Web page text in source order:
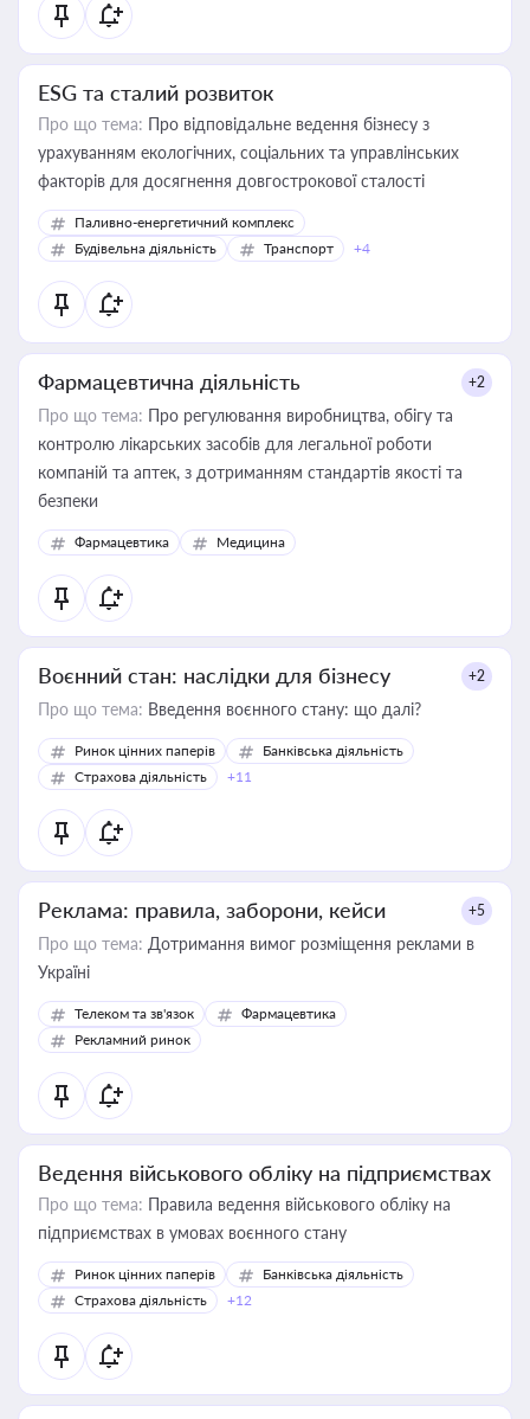
ESG та сталий розвиток
Про що тема: Про відповідальне ведення бізнесу з
урахуванням екологічних, соціальних та управлінських
факторів для досягнення довгострокової сталості
Паливно-енергетичний комплекс
Будівельна діяльність
Транспорт +4
Фармацевтична діяльність +2
Про що тема: Про регулювання виробництва, обігу та
контролю лікарських засобів для легальної роботи
компаній та аптек, з дотриманням стандартів якості та
безпеки
Фармацевтика Медицина
Воєнний стан: наслідки для бізнесу +2
Про що тема: Введення воєнного стану: що далі?
Ринок цінних паперів
Банківська діяльність
Страхова діяльність
+11
Реклама: правила, заборони, кейси +5
Про що тема: Дотримання вимог розміщення реклами в
Україні
Телеком та зв'язок
Фармацевтика
Рекламний ринок
Ведення військового обліку на підприємствах
Про що тема: Правила ведення військового обліку на
підприємствах в умовах воєнного стану
Ринок цінних паперів
Банківська діяльність
Страхова діяльність
+12